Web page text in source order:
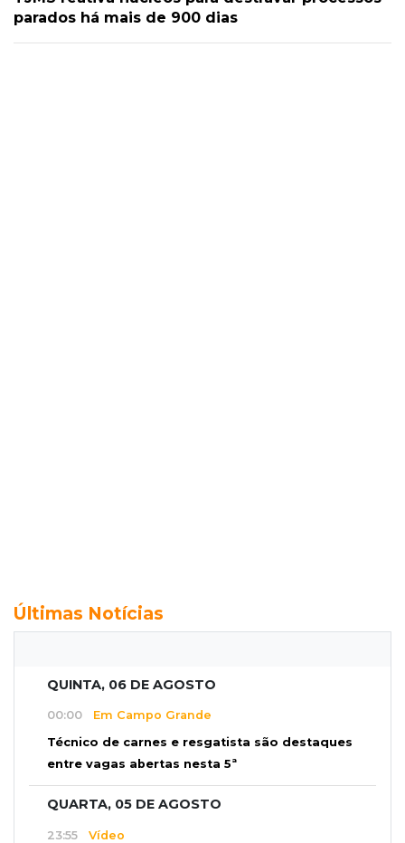
parados há mais de 900 dias
Últimas Notícias
QUINTA, 06 DE AGOSTO
00:00 Em Campo Grande
Técnico de carnes e resgatista são destaques
entre vagas abertas nesta 5ª
QUARTA, 05 DE AGOSTO
23:55 Vídeo